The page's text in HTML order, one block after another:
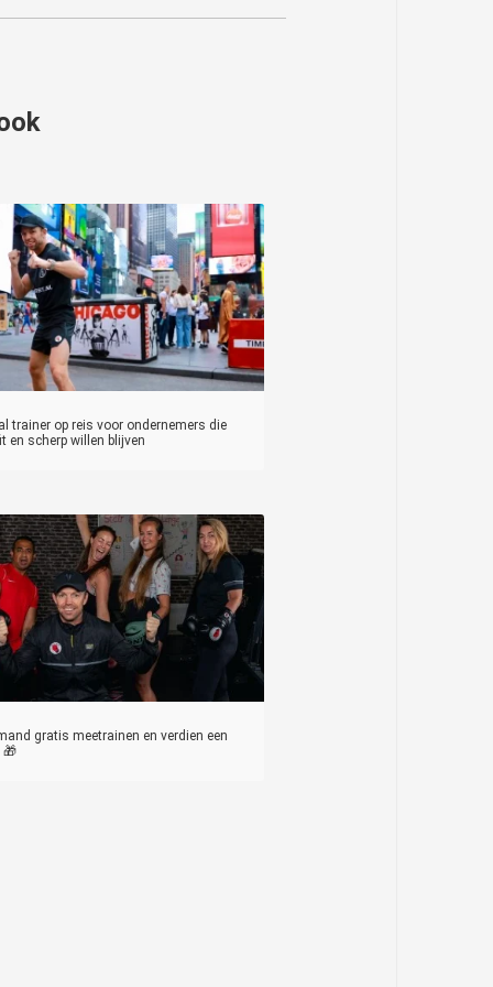
trainer op reis voor ondernemers die
en scherp willen blijven
gratis meetrainen en verdien een
🎁